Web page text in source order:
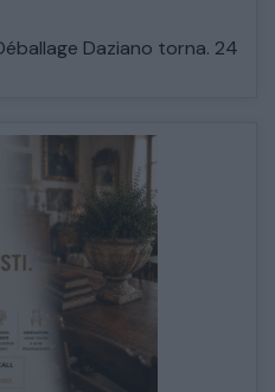
COMPLETO
CAMERE
Daziano torna. 24